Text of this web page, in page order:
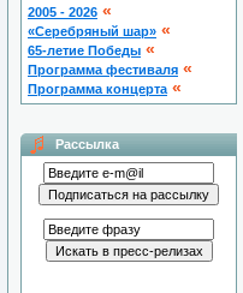
2005 - 2026 «
«Серебряный шар» «
65-летие Победы «
Программа фестиваля «
Программа концерта «
Рассылка